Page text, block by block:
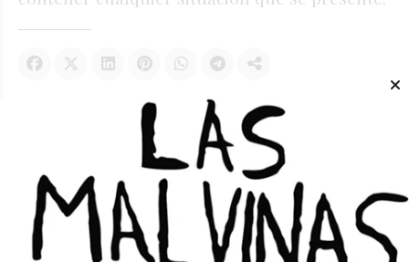
Te puede interesar